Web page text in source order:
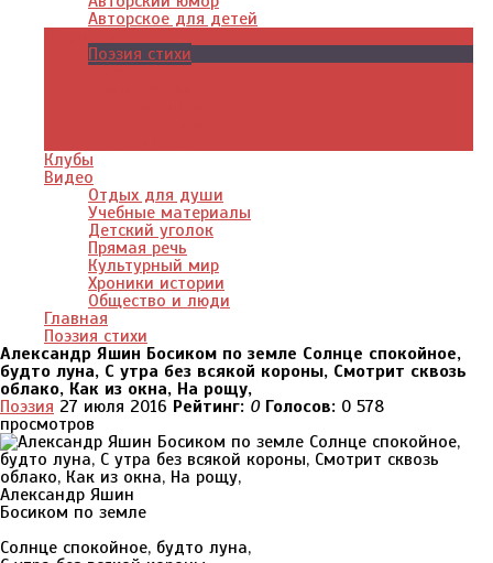
Авторское для детей
Поэзия стихи
Проза, книги
Клубы
Видео
Отдых для души
Учебные материалы
Детский уголок
Прямая речь
Культурный мир
Хроники истории
Общество и люди
Главная
Поэзия стихи
Александр Яшин Босиком по земле Солнце спокойное,
будто луна, С утра без всякой короны, Смотрит сквозь
облако, Как из окна, На рощу,
Поэзия 27 июля 2016 Рейтинг: 0 Голосов: 0 578
просмотров
Александр Яшин
Босиком по земле
Солнце спокойное, будто луна,